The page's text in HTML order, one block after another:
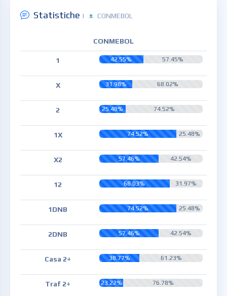
Statistiche | CONMEBOL
CONMEBOL
1 42.55% 57.45%
X 31.98% 68.02%
2 25.48% 74.52%
1X 74.52% 25.48%
X2 57.46% 42.54%
12 68.03% 31.97%
1DNB 74.52% 25.48%
2DNB 57.46% 42.54%
Casa 2+ 38.77% 61.23%
Traf 2+ 23.22% 76.78%